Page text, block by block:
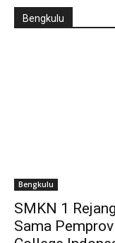
Bengkulu
Bengkulu
SMKN 1
Sama